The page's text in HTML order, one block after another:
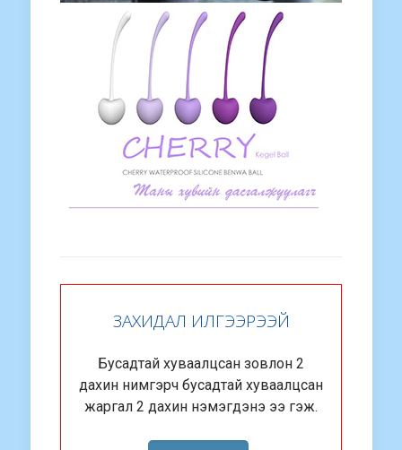
ЗАХИДАЛ ИЛГЭЭРЭЭЙ
Бусадтай хуваалцсан зовлон 2
дахин нимгэрч бусадтай хуваалцсан
жаргал 2 дахин нэмэгдэнэ ээ гэж.